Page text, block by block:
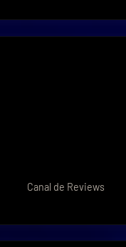
Canal de Reviews